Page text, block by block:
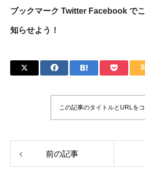
ブックマーク Twitter Facebook で
知らせよう！
この記事のタイトルとURLを
前の記事